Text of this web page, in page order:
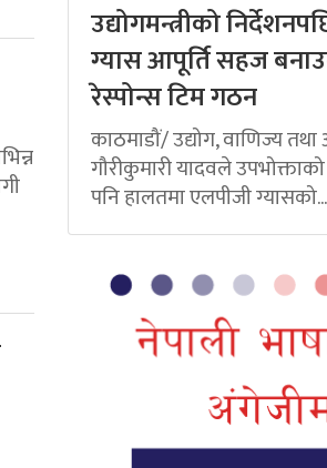
उद्योगमन्त्रीको
ग्यास आपूर्ति सहज
रेस्पोन्स टिम गठन
काठमाडौं/ उद्योग, वाणिज्य तथा
गौरीकुमारी यादवले
पनि हालतमा एलपीजी ग्यासको...